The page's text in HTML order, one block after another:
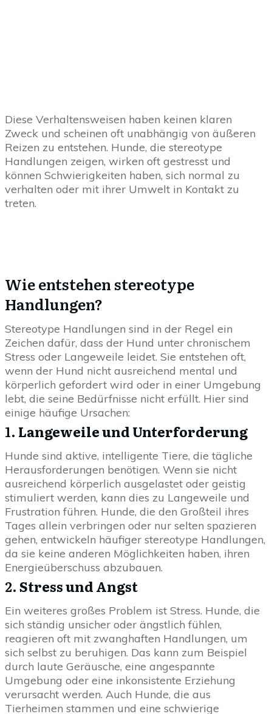
Diese Verhaltensweisen haben keinen klaren
Zweck und scheinen oft unabhängig von äußeren
Reizen zu entstehen. Hunde, die stereotype
Handlungen zeigen, wirken oft gestresst und
können Schwierigkeiten haben, sich normal zu
verhalten oder mit ihrer Umwelt in Kontakt zu
treten.
Wie entstehen stereotype
Handlungen?
Stereotype Handlungen sind in der Regel ein
Zeichen dafür, dass der Hund unter chronischem
Stress oder Langeweile leidet. Sie entstehen oft,
wenn der Hund nicht ausreichend mental und
körperlich gefordert wird oder in einer Umgebung
lebt, die seine Bedürfnisse nicht erfüllt. Hier sind
einige häufige Ursachen:
1. Langeweile und Unterforderung
Hunde sind aktive, intelligente Tiere, die tägliche
Herausforderungen benötigen. Wenn sie nicht
ausreichend körperlich ausgelastet oder geistig
stimuliert werden, kann dies zu Langeweile und
Frustration führen. Hunde, die den Großteil ihres
Tages allein verbringen oder nur selten spazieren
gehen, entwickeln häufiger stereotype Handlungen,
da sie keine anderen Möglichkeiten haben, ihren
Energieüberschuss abzubauen.
2.Stress und Angst
Ein weiteres großes Problem ist Stress. Hunde, die
sich ständig unsicher oder ängstlich fühlen,
reagieren oft mit zwanghaften Handlungen, um
sich selbst zu beruhigen. Das kann zum Beispiel
durch laute Geräusche, eine angespannte
Umgebung oder eine inkonsistente Erziehung
verursacht werden. Auch Hunde, die aus
Tierheimen stammen und eine schwierige